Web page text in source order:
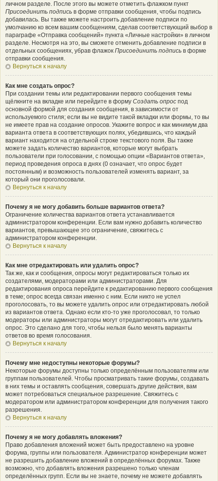
личном разделе. После этого вы можете отметить флажком пункт
Присоединить подпись в форме отправки сообщения, чтобы подпись
добавилась. Вы также можете настроить добавление подписи по
умолчанию ко всем вашим сообщениям, сделав соответствующий выбор в
параграфе «Отправка сообщений» пункта «Личные настройки» в личном
разделе. Несмотря на это, вы сможете отменить добавление подписи в
отдельных сообщениях, убрав флажок Присоединить подпись в форме
отправки сообщения.
Вернуться к началу
Как мне создать опрос?
При создании темы или редактировании первого сообщения темы
щёлкните на вкладке или перейдите в форму Создать опрос под
основной формой для создания сообщения, в зависимости от
используемого стиля; если вы не видите такой вкладки или формы, то вы
не имеете прав на создание опросов. Укажите вопрос и как минимум два
варианта ответа в соответствующих полях, убедившись, что каждый
вариант находится на отдельной строке текстового поля. Вы также
можете задать количество вариантов, которые могут выбрать
пользователи при голосовании, с помощью опции «Вариантов ответа»,
период проведения опроса в днях (0 означает, что опрос будет
постоянным) и возможность пользователей изменять вариант, за
который они проголосовали.
Вернуться к началу
Почему я не могу добавить больше вариантов ответа?
Ограничение количества вариантов ответа устанавливается
администратором конференции. Если вам нужно добавить количество
вариантов, превышающее это ограничение, свяжитесь с
администратором конференции.
Вернуться к началу
Как мне отредактировать или удалить опрос?
Так же, как и сообщения, опросы могут редактироваться только их
создателями, модераторами или администраторами. Для
редактирования опроса перейдите к редактированию первого сообщения
в теме; опрос всегда связан именно с ним. Если никто не успел
проголосовать, то вы можете удалить опрос или отредактировать любой
из вариантов ответа. Однако если кто-то уже проголосовал, то только
модераторы или администраторы могут отредактировать или удалить
опрос. Это сделано для того, чтобы нельзя было менять варианты
ответов во время голосования.
Вернуться к началу
Почему мне недоступны некоторые форумы?
Некоторые форумы доступны только определённым пользователям или
группам пользователей. Чтобы просматривать такие форумы, создавать
в них темы и оставлять сообщения, совершать другие действия, вам
может потребоваться специальное разрешение. Свяжитесь с
модератором или администратором конференции для получения такого
разрешения.
Вернуться к началу
Почему я не могу добавлять вложения?
Право добавления вложений может быть предоставлено на уровне
форума, группы или пользователя. Администратор конференции может
не разрешить добавление вложений в определённых форумах. Также
возможно, что добавлять вложения разрешено только членам
определённых групп. Если вы не знаете, почему не можете добавлять